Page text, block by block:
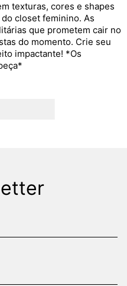
texturas, cores e shapes
closet feminino. As
que prometem cair no
do momento. Crie seu
impactante! *Os